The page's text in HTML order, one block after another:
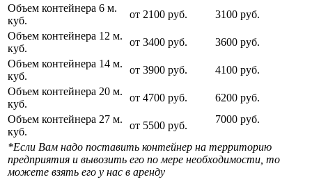
*Если Вам надо поставить контейнер на территорию
предприятия и вывозить его по мере необходимости, то
можете взять его у нас в аренду
Объем контейнера 6 м.
куб.
от 2100 руб.
3100 руб.
Объем контейнера 12 м.
куб.
от 3400 руб.
3600 руб.
Объем контейнера 14 м.
куб.
от 3900 руб.
4100 руб.
Объем контейнера 20 м.
куб.
от 4700 руб.
6200 руб.
Объем контейнера 27 м.
куб.
от 5500 руб.
7000 руб.